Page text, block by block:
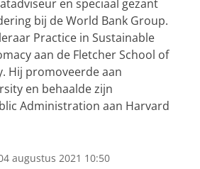
en speciaal gezant
bij de World Bank Group.
Practice in Sustainable
aan de Fletcher School of
Hij promoveerde aan
en behaalde zijn
Administration aan Harvard
augustus 2021 10:50